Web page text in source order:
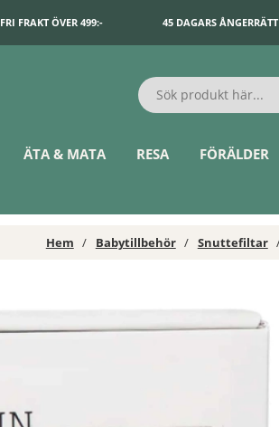
FRI FRAKT ÖVER 499:- 45 DAGARS ÅNGERRÄTT
ÄTA & MATA RESA FÖRÄLDER
Hem Babytillbehör Snuttefiltar